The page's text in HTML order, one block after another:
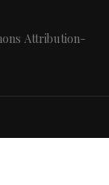
Attribution-